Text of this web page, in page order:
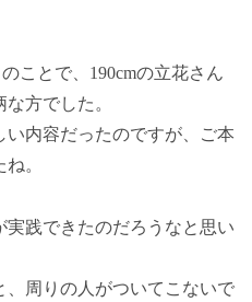
ことで、190cmの立花さん
方でした。
い内容だったのですが、ご本
。
践できたのだろうなと思い
周りの人がついてこないで